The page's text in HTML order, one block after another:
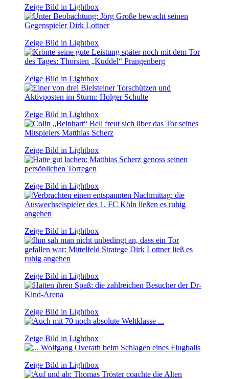
Zeige Bild in Lightbox
Zeige Bild in Lightbox
Zeige Bild in Lightbox
Zeige Bild in Lightbox
Zeige Bild in Lightbox
Zeige Bild in Lightbox
Zeige Bild in Lightbox
Zeige Bild in Lightbox
Zeige Bild in Lightbox
Zeige Bild in Lightbox
Zeige Bild in Lightbox